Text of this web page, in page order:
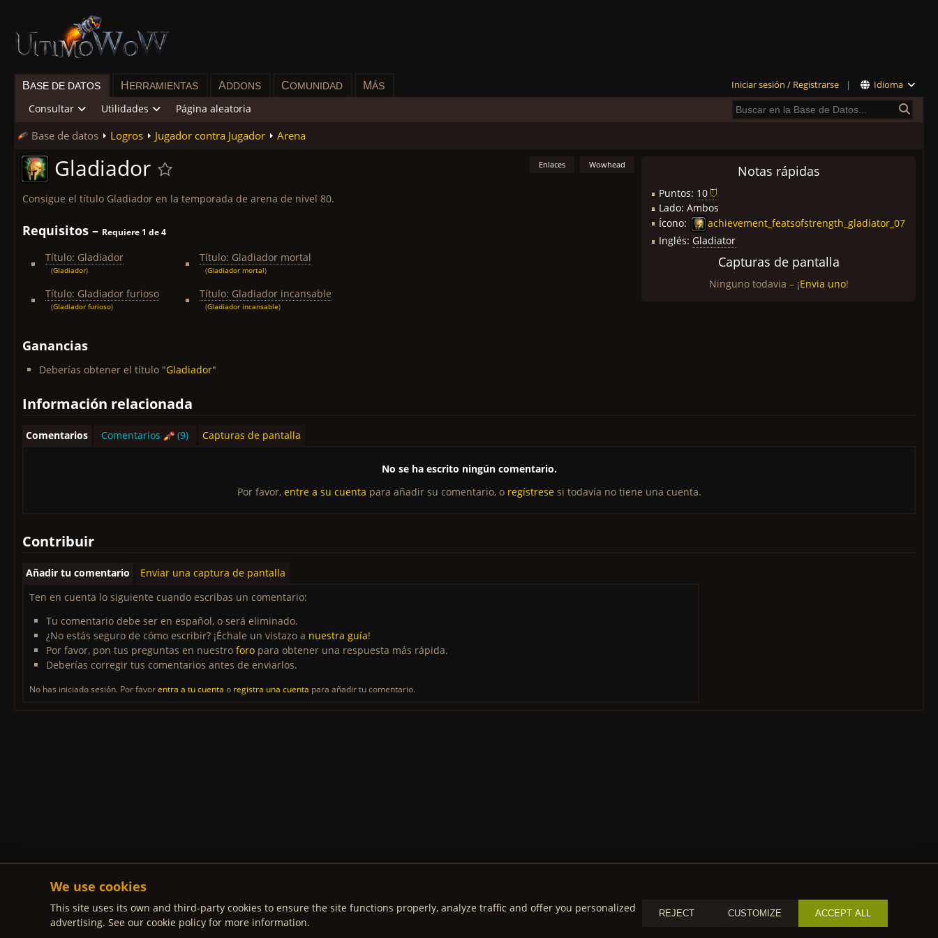
Iniciar sesión / Registrarse | Idioma
BASE DE DATOS H ERRAMIENTAS ADDONS COMUNIDAD MÁS
Consultar Utilidades Página aleatoria
Base de datos Logros Jugador contra Jugador Arena
Notas rápidas
Puntos: 10
Lado: Ambos
Ícono:
achievement_featsofstrength_gladiator_07
Inglés: Gladiator
Capturas de pantalla
Ninguno todavia – ¡Envia uno!
Wowhead
Enlaces
Gladiador
Consigue el título Gladiador en la temporada de arena de nivel 80.
Requisitos – Requiere 1 de 4
Título: Gladiador
(Gladiador)
Título: Gladiador furioso
(Gladiador furioso)
Título: Gladiador mortal
(Gladiador mortal)
Título: Gladiador incansable
(Gladiador incansable)
Ganancias
Deberías obtener el título "Gladiador"
Información relacionada
Comentarios Comentarios (9) Capturas de pantalla
No se ha escrito ningún comentario.
Por favor, entre a su cuenta para añadir su comentario, o regístresesi todavía no tiene una cuenta.
Contribuir
Añadir tu comentario
Enviar una captura de pantalla
Ten en cuenta lo siguiente cuando escribas un comentario:
Tu comentario debe ser en español, o será eliminado.
¿No estás seguro de cómo escribir? ¡Échale un vistazo a nuestra guía!
Por favor, pon tus preguntas en nuestro foro para obtener una respuesta más rápida.
Deberías corregir tus comentarios antes de enviarlos.
No has iniciado sesión. Por favorentra a tu cuenta o registra una cuenta para añadir tu comentario.
We use cookies
This site uses its own and third-party cookies to ensure the site functions properly, analyze traffic and offer you personalized
advertising. See our cookie policy for more information.
REJECT CUSTOMIZE ACCEPT ALL